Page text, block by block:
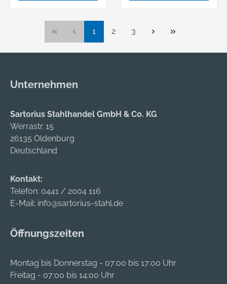
Seite
1 Seite
2 Seite
3
Unternehmen
Sartorius Stahlhandel GmbH & Co. KG
Werrastr. 15
26135 Oldenburg
Deutschland
Kontakt:
Telefon: 0441 / 2004 116
E-Mail: info@sartorius-stahl.de
Öffnungszeiten
Montag bis Donnerstag - 07:00 bis 17:00 Uhr
Freitag - 07:00 bis 14:00 Uhr